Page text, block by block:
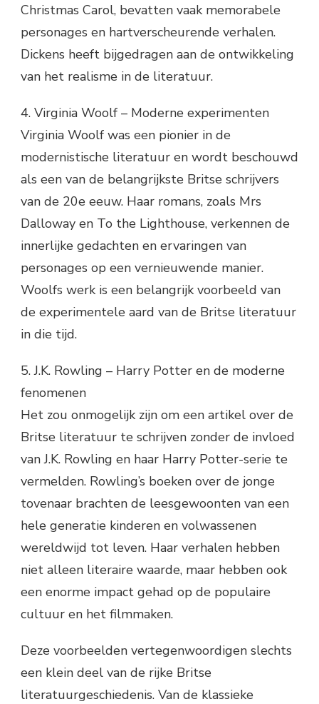
Christmas Carol, bevatten vaak memorabele
personages en hartverscheurende verhalen.
Dickens heeft bijgedragen aan de ontwikkeling
van het realisme in de literatuur.
4. Virginia Woolf – Moderne experimenten
Virginia Woolf was een pionier in de
modernistische literatuur en wordt beschouwd
als een van de belangrijkste Britse schrijvers
van de 20e eeuw. Haar romans, zoals Mrs
Dalloway en To the Lighthouse, verkennen de
innerlijke gedachten en ervaringen van
personages op een vernieuwende manier.
Woolfs werk is een belangrijk voorbeeld van
de experimentele aard van de Britse literatuur
in die tijd.
5. J.K. Rowling – Harry Potter en de moderne
fenomenen
Het zou onmogelijk zijn om een artikel over de
Britse literatuur te schrijven zonder de invloed
van J.K. Rowling en haar Harry Potter-serie te
vermelden. Rowling’s boeken over de jonge
tovenaar brachten de leesgewoonten van een
hele generatie kinderen en volwassenen
wereldwijd tot leven. Haar verhalen hebben
niet alleen literaire waarde, maar hebben ook
een enorme impact gehad op de populaire
cultuur en het filmmaken.
Deze voorbeelden vertegenwoordigen slechts
een klein deel van de rijke Britse
literatuurgeschiedenis. Van de klassieke